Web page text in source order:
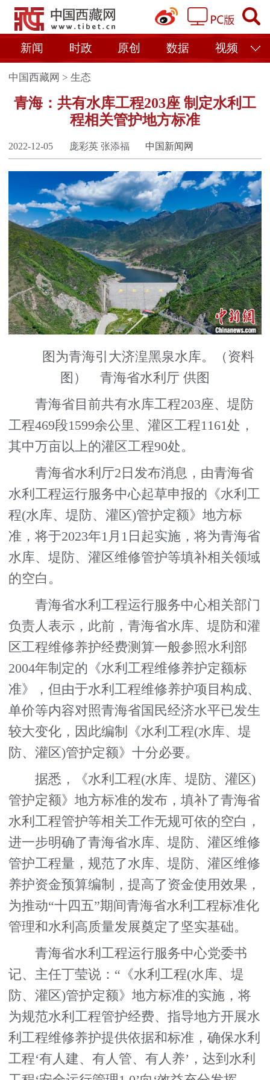
新闻 时政 原创 数据 视频
中国西藏网 >生态
青海：共有水库工程203座 制定水利工
程相关管护地方标准
2022-12-05 庞彩英 张添福 中国新闻网
图为青海引大济湟黑泉水库。（资料
图） 青海省水利厅 供图
青海省目前共有水库工程203座、堤防
工程469段1599余公里、灌区工程1161处，
其中万亩以上的灌区工程90处。
青海省水利厅2日发布消息，由青海省
水利工程运行服务中心起草申报的《水利工
程(水库、堤防、灌区)管护定额》地方标
准，将于2023年1月1日起实施，将为青海省
水库、堤防、灌区维修管护等填补相关领域
的空白。
青海省水利工程运行服务中心相关部门
负责人表示，此前，青海省水库、堤防和灌
区工程维修养护经费测算一般参照水利部
2004年制定的《水利工程维修养护定额标
准》，但由于水利工程维修养护项目构成、
单价等内容对照青海省国民经济水平已发生
较大变化，因此编制《水利工程(水库、堤
防、灌区)管护定额》十分必要。
据悉，《水利工程(水库、堤防、灌区)
管护定额》地方标准的发布，填补了青海省
水利工程管护等相关工作无规可依的空白，
进一步明确了青海省水库、堤防、灌区维修
管护工程量，规范了水库、堤防、灌区维修
养护资金预算编制，提高了资金使用效果，
为推动“十四五”期间青海省水利工程标准化
管理和水利高质量发展奠定了坚实基础。
青海省水利工程运行服务中心党委书
记、主任丁莹说：“《水利工程(水库、堤
防、灌区)管护定额》地方标准的实施，将
为规范水利工程管护经费、指导地方开展水
利工程维修养护提供依据和标准，确保水利
工程‘有人建、有人管、有人养’，达到水利